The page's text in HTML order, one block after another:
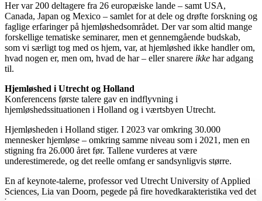
Her var 200 deltagere fra 26 europæiske lande – samt USA,
Canada, Japan og Mexico – samlet for at dele og drøfte forskning og
faglige erfaringer på hjemløshedsområdet. Der var som altid mange
forskellige tematiske seminarer, men et gennemgående budskab,
som vi særligt tog med os hjem, var, at hjemløshed ikke handler om,
hvad nogen er, men om, hvad de har – eller snarere ikke har adgang
til.
Hjemløshed i Utrecht og Holland
Konferencens første talere gav en indflyvning i
hjemløshedssituationen i Holland og i værtsbyen Utrecht.
Hjemløsheden i Holland stiger. I 2023 var omkring 30.000
mennesker hjemløse – omkring samme niveau som i 2021, men en
stigning fra 26.000 året før. Tallene vurderes at være
underestimerede, og det reelle omfang er sandsynligvis større.
En af keynote-talerne, professor ved Utrecht University of Applied
Sciences, Lia van Doorn, pegede på fire hovedkarakteristika ved det